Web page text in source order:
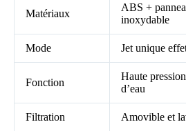
Matériaux
ABS +
inoxydable
Mode Jet unique
Fonction
Haute
d’eau
Filtration Amovible et